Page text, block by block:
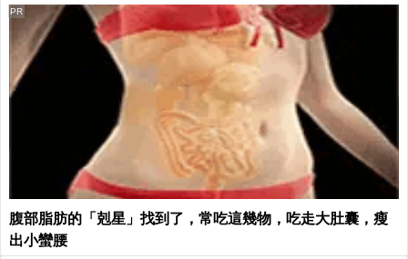
腹部脂肪的「剋星」找到了，常吃這幾物，吃走大肚囊，瘦
出小蠻腰
PR